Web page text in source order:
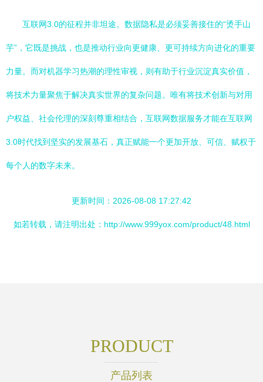
互联网3.0的征程并非坦途。数据隐私是必须妥善接住的“烫手山
芋”，它既是挑战，也是推动行业向更健康、更可持续方向进化的重要
力量。而对机器学习热潮的理性审视，则有助于行业沉淀真实价值，
将技术力量聚焦于解决真实世界的复杂问题。唯有将技术创新与对用
户权益、社会伦理的深刻尊重相结合，互联网数据服务才能在互联网
3.0时代找到坚实的发展基石，真正赋能一个更加开放、可信、赋权于
每个人的数字未来。
更新时间：2026-08-08 17:27:42
如若转载，请注明出处：http://www.999yox.com/product/48.html
PRODUCT
产品列表